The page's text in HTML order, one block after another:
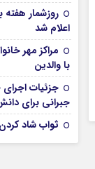
روزشمار هفته
اعلام شد
مراکز مهر
با والدین
جبرانی برای
ثواب شاد